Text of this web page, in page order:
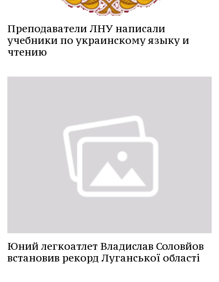
Преподаватели ЛНУ написали
учебники по украинскому языку и
чтению
Юний легкоатлет Владислав Соловйов
встановив рекорд Луганської області